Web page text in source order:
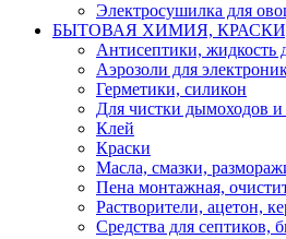
Электросушилка для
БЫТОВАЯ ХИМИЯ, КРАСКИ,
Антисептики, жидкость
Аэрозоли для
Герметики, силикон
Для чистки дымоходов и
Клей
Краски
Масла, смазки,
Пена монтажная,
Растворители, ацетон,
Средства для септиков,